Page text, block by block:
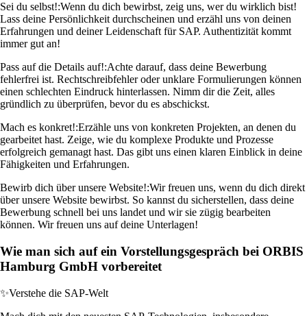
Sei du selbst!:Wenn du dich bewirbst, zeig uns, wer du wirklich bist!
Lass deine Persönlichkeit durchscheinen und erzähl uns von deinen
Erfahrungen und deiner Leidenschaft für SAP. Authentizität kommt
immer gut an!
Pass auf die Details auf!:Achte darauf, dass deine Bewerbung
fehlerfrei ist. Rechtschreibfehler oder unklare Formulierungen können
einen schlechten Eindruck hinterlassen. Nimm dir die Zeit, alles
gründlich zu überprüfen, bevor du es abschickst.
Mach es konkret!:Erzähle uns von konkreten Projekten, an denen du
gearbeitet hast. Zeige, wie du komplexe Produkte und Prozesse
erfolgreich gemanagt hast. Das gibt uns einen klaren Einblick in deine
Fähigkeiten und Erfahrungen.
Bewirb dich über unsere Website!:Wir freuen uns, wenn du dich direkt
über unsere Website bewirbst. So kannst du sicherstellen, dass deine
Bewerbung schnell bei uns landet und wir sie zügig bearbeiten
können. Wir freuen uns auf deine Unterlagen!
Wie man sich auf ein Vorstellungsgespräch bei ORBIS
Hamburg GmbH vorbereitet
✨Verstehe die SAP-Welt